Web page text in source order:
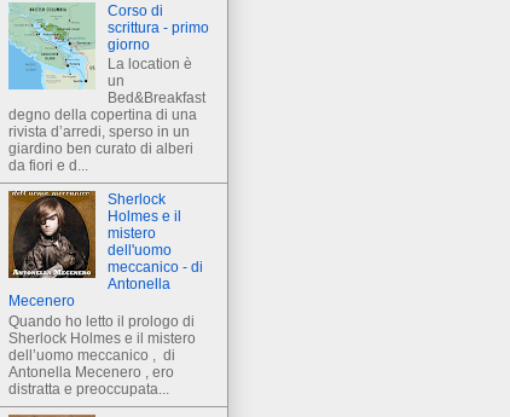
Corso di
scrittura - primo
giorno
La location è
un
Bed&Breakfast
degno della copertina di una
rivista d’arredi, sperso in un
giardino ben curato di alberi
da fiori e d...
Sherlock
Holmes e il
mistero
dell'uomo
meccanico - di
Antonella
Mecenero
Quando ho letto il prologo di
Sherlock Holmes e il mistero
dell’uomo meccanico , di
Antonella Mecenero , ero
distratta e preoccupata...